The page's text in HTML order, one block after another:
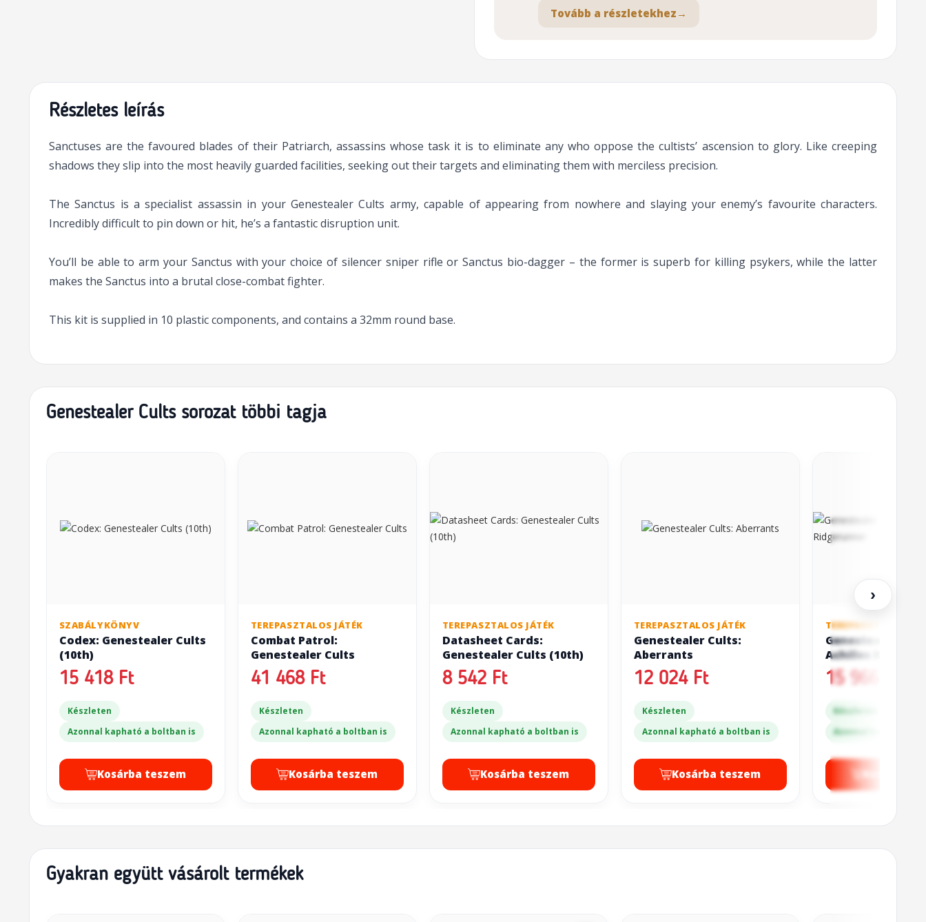
Tovább a részletekhez →
Részletes leírás
Sanctuses are the favoured blades of their Patriarch, assassins whose task it is to eliminate any who oppose the cultists’ ascension to glory. Like creeping
shadows they slip into the most heavily guarded facilities, seeking out their targets and eliminating them with merciless precision.
The Sanctus is a specialist assassin in your Genestealer Cults army, capable of appearing from nowhere and slaying your enemy’s favourite characters.
Incredibly difficult to pin down or hit, he’s a fantastic disruption unit.
You’ll be able to arm your Sanctus with your choice of silencer sniper rifle or Sanctus bio-dagger – the former is superb for killing psykers, while the latter
makes the Sanctus into a brutal close-combat fighter.
This kit is supplied in 10 plastic components, and contains a 32mm round base.
Genestealer Cults sorozat többi tagja
SZABÁLYKÖNYV
Codex: Genestealer Cults
(10th)
15 418 Ft
Készleten
Azonnal kapható a boltban is
Kosárba teszem
TEREPASZTALOS JÁTÉK
Combat Patrol:
Genestealer Cults
41 468 Ft
Készleten
Azonnal kapható a boltban is
Kosárba teszem
TEREPASZTALOS JÁTÉK
Datasheet Cards:
Genestealer Cults (10th)
8 542 Ft
Készleten
Azonnal kapható a boltban is
Kosárba teszem
TEREPASZTALOS JÁTÉK
Genestealer Cults:
Aberrants
12 024 Ft
Készleten
Azonnal kapható a boltban is
Kosárba teszem
TEREPASZTALOS
Genestealer
Achilles
15 966 Ft
Készleten
Azonnal kapható a
›
Gyakran együtt vásárolt termékek